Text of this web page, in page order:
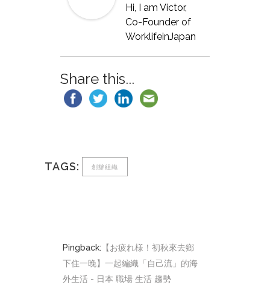
Hi, I am Victor,
Co-Founder of
WorklifeinJapan
Share this...
TAGS: 創辦組織
Pingback: 【お疲れ様！初秋來去鄉
下住一晚】一起編織「自己流」的海
外生活 - 日本 職場 生活 趨勢